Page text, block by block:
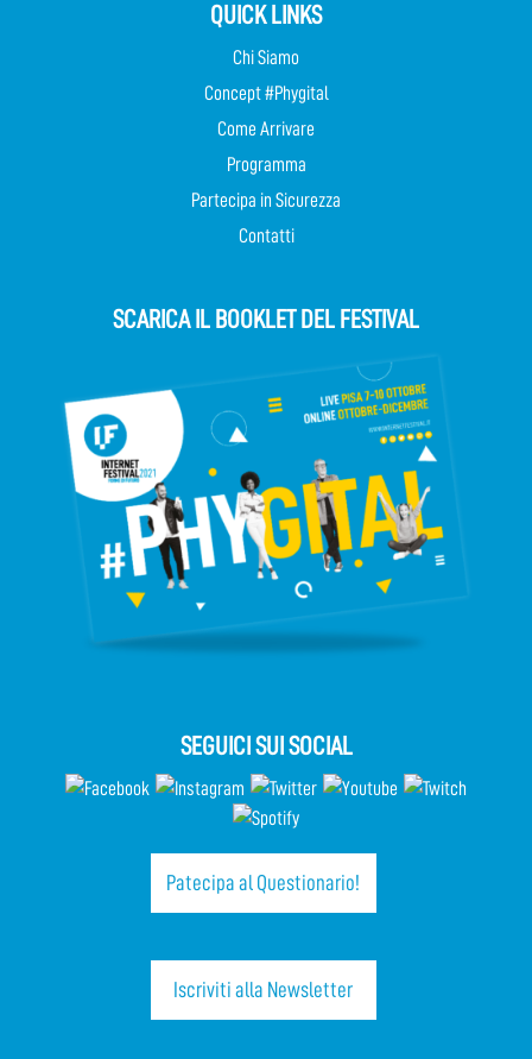
QUICK LINKS
Chi Siamo
Concept #Phygital
Come Arrivare
Programma
Partecipa in Sicurezza
Contatti
SCARICA IL BOOKLET DEL FESTIVAL
SEGUICI SUI SOCIAL
Patecipa al Questionario!
Iscriviti alla Newsletter